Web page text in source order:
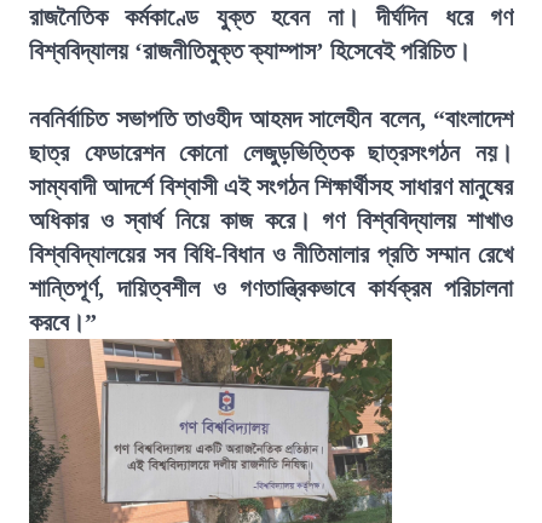
রাজনৈতিক কর্মকাণ্ডে যুক্ত হবেন না। দীর্ঘদিন ধরে গণ
বিশ্ববিদ্যালয় ‘রাজনীতিমুক্ত ক্যাম্পাস’ হিসেবেই পরিচিত।
নবনির্বাচিত সভাপতি তাওহীদ আহমদ সালেহীন বলেন, “বাংলাদেশ
ছাত্র ফেডারেশন কোনো লেজুড়ভিত্তিক ছাত্রসংগঠন নয়।
সাম্যবাদী আদর্শে বিশ্বাসী এই সংগঠন শিক্ষার্থীসহ সাধারণ মানুষের
অধিকার ও স্বার্থ নিয়ে কাজ করে। গণ বিশ্ববিদ্যালয় শাখাও
বিশ্ববিদ্যালয়ের সব বিধি-বিধান ও নীতিমালার প্রতি সম্মান রেখে
শান্তিপূর্ণ, দায়িত্বশীল ও গণতান্ত্রিকভাবে কার্যক্রম পরিচালনা
করবে।”